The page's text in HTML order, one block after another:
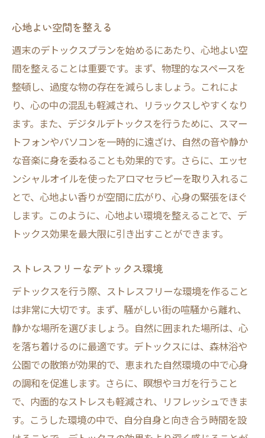
デトックス週末を続けるためのモチベーション
アップ法
デトックスを習慣化するコツ
モチベーションを維持する方法
週末デトックスの楽しみ方を増やす
小さな成功を積み重ねる
デトックス日記をつける
仲間と一緒に楽しむデトックス
自宅で作るデトックスハーブティー
心を癒すハーブティーの種類
夜に最適なリラックスティー
ティータイムの効果的な過ごし方
ハーブティーとアロマの相乗効果
週末デトックスで新しい週を迎える準備
デトックス効果を次の週に活かす
新しい週の計画を立てる
心をリフレッシュするためのポイント
デトックスの成果を振り返る
心地よい空間を整える
週末のデトックスプランを始めるにあたり、心地よい空
間を整えることは重要です。まず、物理的なスペースを
整頓し、過度な物の存在を減らしましょう。これによ
り、心の中の混乱も軽減され、リラックスしやすくなり
ます。また、デジタルデトックスを行うために、スマー
トフォンやパソコンを一時的に遠ざけ、自然の音や静か
な音楽に身を委ねることも効果的です。さらに、エッセ
ンシャルオイルを使ったアロマセラピーを取り入れるこ
とで、心地よい香りが空間に広がり、心身の緊張をほぐ
します。このように、心地よい環境を整えることで、デ
トックス効果を最大限に引き出すことができます。
ストレスフリーなデトックス環境
デトックスを行う際、ストレスフリーな環境を作ること
は非常に大切です。まず、騒がしい街の喧騒から離れ、
静かな場所を選びましょう。自然に囲まれた場所は、心
を落ち着けるのに最適です。デトックスには、森林浴や
公園での散策が効果的で、恵まれた自然環境の中で心身
の調和を促進します。さらに、瞑想やヨガを行うこと
で、内面的なストレスも軽減され、リフレッシュできま
す。こうした環境の中で、自分自身と向き合う時間を設